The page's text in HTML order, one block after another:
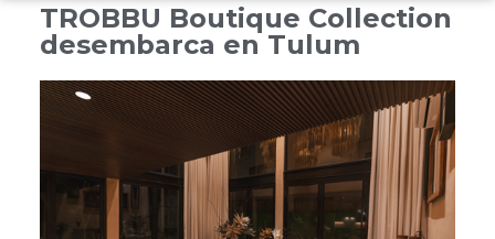
TROBBU Boutique Collection
desembarca en Tulum